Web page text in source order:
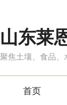
山东莱
聚焦土壤、食品
首页